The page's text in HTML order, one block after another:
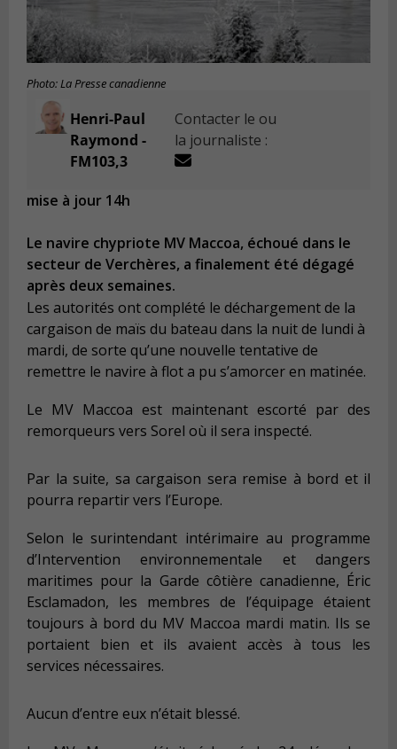
Photo: La Presse canadienne
Henri-Paul
Raymond -
FM103,3
Contacter le ou
la journaliste :
mise à jour 14h
Le navire chypriote MV Maccoa, échoué dans le
secteur de Verchères, a finalement été dégagé
après deux semaines.
Les autorités ont complété le déchargement de la
cargaison de maïs du bateau dans la nuit de lundi à
mardi, de sorte qu’une nouvelle tentative de
remettre le navire à flot a pu s’amorcer en matinée.
Le MV Maccoa est maintenant escorté par des
remorqueurs vers Sorel où il sera inspecté.
Par la suite, sa cargaison sera remise à bord et il
pourra repartir vers l’Europe.
Selon le surintendant intérimaire au programme
d’Intervention environnementale et dangers
maritimes pour la Garde côtière canadienne, Éric
Esclamadon, les membres de l’équipage étaient
toujours à bord du MV Maccoa mardi matin. Ils se
portaient bien et ils avaient accès à tous les
services nécessaires.
Aucun d’entre eux n’était blessé.